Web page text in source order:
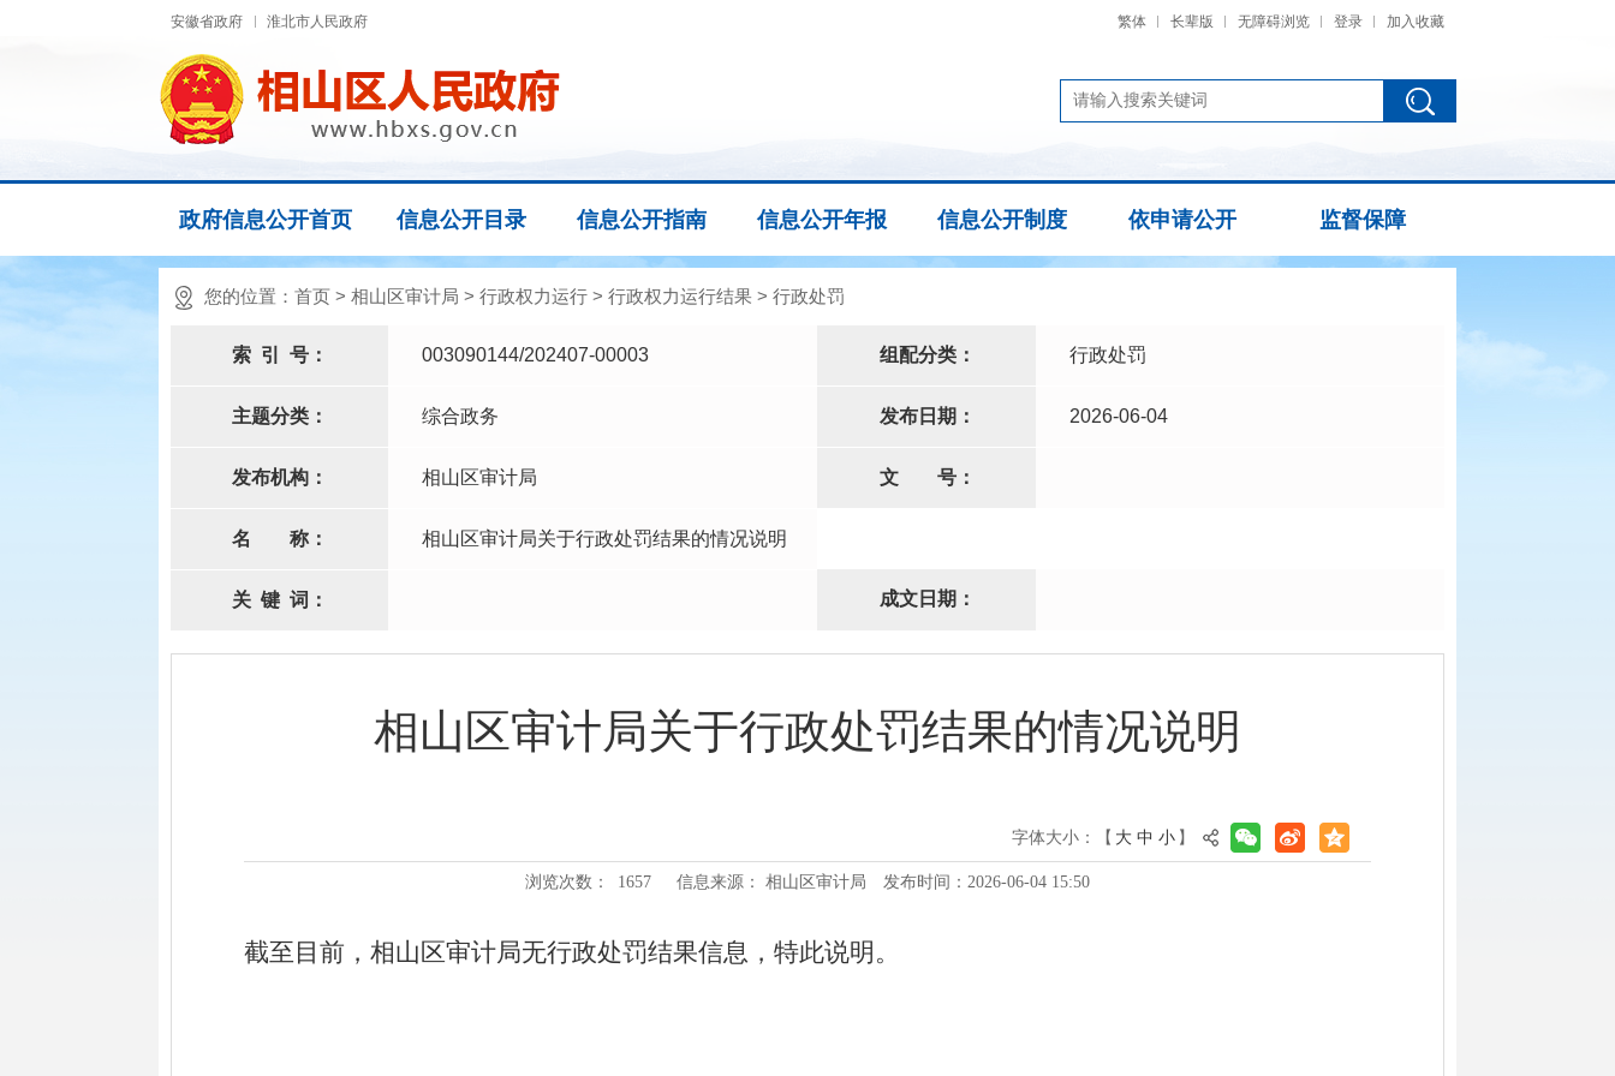
安徽省政府 淮北市人民政府 繁体 长辈版 无障碍浏览 登录 加入收藏
政府信息公开首页 信息公开目录 信息公开指南 信息公开年报 信息公开制度 依申请公开 监督保障
您的位置： 首页 > 相山区审计局 > 行政权力运行 > 行政权力运行结果 > 行政处罚
索 引 号： 003090144/202407-00003 组配分类： 行政处罚
主题分类： 综合政务 发布日期： 2026-06-04
发布机构： 相山区审计局 文 号：
名 称： 相山区审计局关于行政处罚结果的情况说明
关 键 词： 成文日期：
相山区审计局关于行政处罚结果的情况说明
字体大小：【 大 中 小 】
浏览次数： 1657 信息来源： 相山区审计局 发布时间：2026-06-04 15:50
截至目前，相山区审计局无行政处罚结果信息，特此说明。